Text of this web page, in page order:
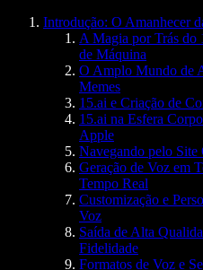
Introdução: O Amanhecer
A Magia por Trás do
de Máquina
O Amplo Mundo de
Memes
15.ai e Criação de
15.ai na Esfera
Apple
Navegando pelo
Geração de Voz em
Tempo Real
Customização e
Voz
Saída de Alta
Fidelidade
Formatos de Voz e